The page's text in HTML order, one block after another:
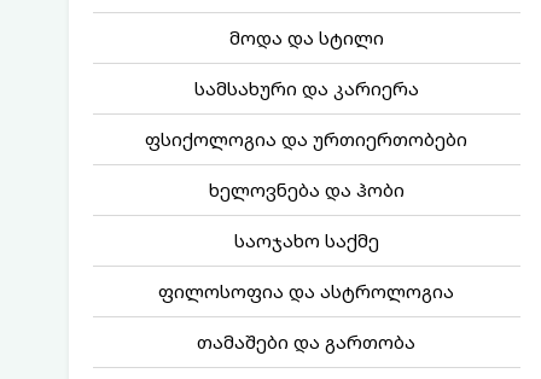
მოდა და სტილი
სამსახური და კარიერა
ფსიქოლოგია და ურთიერთობები
ხელოვნება და ჰობი
საოჯახო საქმე
ფილოსოფია და ასტროლოგია
თამაშები და გართობა